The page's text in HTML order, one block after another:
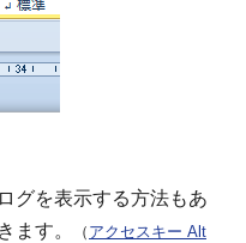
グを表示する方法もあ
ます。
（ アクセスキー Alt